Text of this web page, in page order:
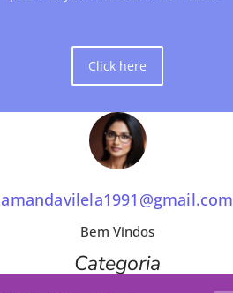
Click here
amandavilela1991@gmail.com
Bem Vindos
Categoria